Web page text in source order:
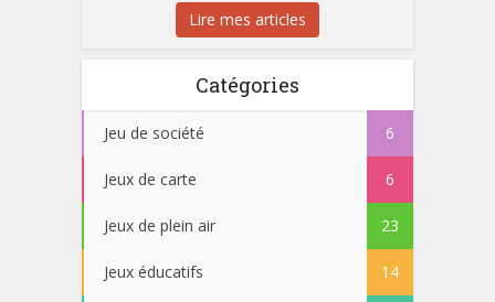
Lire mes articles
Catégories
Jeu de société 6
Jeux de carte 6
Jeux de plein air 23
Jeux éducatifs 14